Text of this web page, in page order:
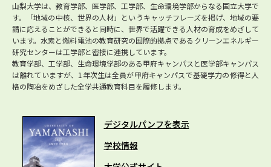
山梨大学は、教育学部、医学部、工学部、生命環境学部からなる国立大学で
す。「地域の中核、世界の人材」というキャッチフレーズを掲げ、地域の要
請に応えることができると同時に、世界で活躍できる人材の育成をめざして
います。水素と燃料電池の教育研究の国際的拠点であるクリーンエネルギー
研究センターは工学部と密接に連携しています。
教育学部、工学部、生命環境学部のある甲府キャンパスと医学部キャンパス
は離れていますが、1年次生は全員が甲府キャンパスで基礎学力の修得と人
格の陶冶をめざした全学共通教育科目を履修します。
デジタルパンフを表示
学校情報